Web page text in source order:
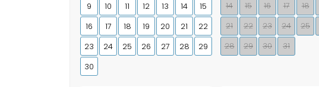
9
10 11 12 13 14
15
16
17 18 19 20 21
22
23
24 25 26 27 28
29
30
14
15 16 17 18
21
22 23 24 25
28
29 30 31